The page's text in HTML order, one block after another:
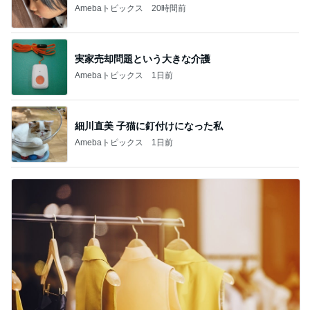
Amebaトピックス 20時間前
実家売却問題という大きな介護
Amebaトピックス 1日前
細川直美 子猫に釘付けになった私
Amebaトピックス 1日前